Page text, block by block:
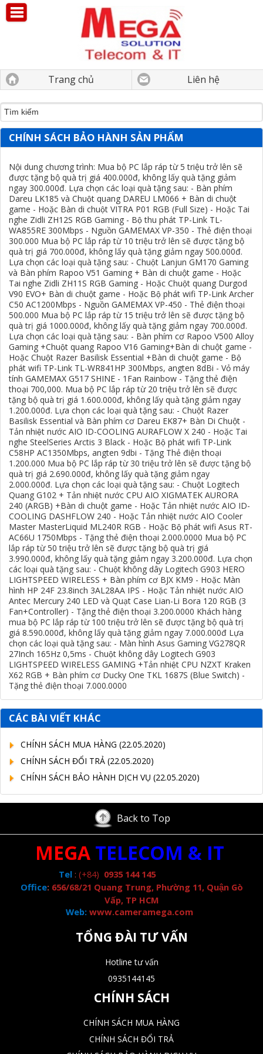
Trang chủ Liên hệ
CHÍNH SÁCH BẢO HÀNH SẢN PHẨM
Nội dung chương trình: Mua bộ PC lắp ráp từ 5 triệu trở lên sẽ
được tặng bộ quà trị giá 400.000đ, không lấy quà tặng giảm
ngay 300.000đ. Lựa chọn các loại quà tặng sau: - Bàn phím
Dareu LK185 và Chuột quang DAREU LM066 + Bàn di chuột
game - Hoặc Bàn di chuột VITRA P01 RGB (Full Size) - Hoặc Tai
nghe Zidli ZH12S RGB Gaming - Bộ thu phát TP-Link TL-
WA855RE 300Mbps - Nguồn GAMEMAX VP-350 - Thẻ điện thoại
300.000 Mua bộ PC lắp ráp từ 10 triệu trở lên sẽ được tặng bộ
quà trị giá 700.000đ, không lấy quà tặng giảm ngay 500.000đ.
Lựa chọn các loại quà tặng sau: - Chuột Lanjun GM170 Gaming
và Bàn phím Rapoo V51 Gaming + Bàn di chuột game - Hoặc
Tai nghe Zidli ZH11S RGB Gaming - Hoặc Chuột quang Durgod
V90 EVO+ Bàn di chuột game - Hoặc Bộ phát wifi TP-Link Archer
C50 AC1200Mbps - Nguồn GAMEMAX VP-450 - Thẻ điện thoại
500.000 Mua bộ PC lắp ráp từ 15 triệu trở lên sẽ được tặng bộ
quà trị giá 1000.000đ, không lấy quà tặng giảm ngay 700.000đ.
Lựa chọn các loại quà tặng sau: - Bàn phím cơ Rapoo V500 Alloy
Gaming +Chuột quang Rapoo V16 Gaming+Bàn di chuột game -
Hoặc Chuột Razer Basilisk Essential +Bàn di chuột game - Bộ
phát wifi TP-Link TL-WR841HP 300Mbps, angten 8dBi - Vỏ máy
tính GAMEMAX G517 SHINE - 1Fan Rainbow - Tặng thẻ điện
thoại 700,000. Mua bộ PC lắp ráp từ 20 triệu trở lên sẽ được
tặng bộ quà trị giá 1.600.000đ, không lấy quà tặng giảm ngay
1.200.000đ. Lựa chọn các loại quà tặng sau: - Chuột Razer
Basilisk Essential và Bàn phím cơ Dareu EK87+ Bàn Di Chuột -
Tản nhiệt nước AIO ID-COOLING AURAFLOW X 240 - Hoặc Tai
nghe SteelSeries Arctis 3 Black - Hoặc Bộ phát wifi TP-Link
C58HP AC1350Mbps, angten 9dbi - Tặng Thẻ điện thoại
1.200.000 Mua bộ PC lắp ráp từ 30 triệu trở lên sẽ được tặng bộ
quà trị giá 2.690.000đ, không lấy quà tặng giảm ngay
2.000.000đ. Lựa chọn các loại quà tặng sau: - Chuột Logitech
Quang G102 + Tản nhiệt nước CPU AIO XIGMATEK AURORA
240 (ARGB) +Bàn di chuột game - Hoặc Tản nhiệt nước AIO ID-
COOLING DASHFLOW 240 - Hoặc Tản nhiệt nước AIO Cooler
Master MasterLiquid ML240R RGB - Hoặc Bộ phát wifi Asus RT-
AC66U 1750Mbps - Tặng thẻ điện thoại 2.000.0000 Mua bộ PC
lắp ráp từ 50 triệu trở lên sẽ được tặng bộ quà trị giá
3.990.000đ, không lấy quà tặng giảm ngay 3.200.000đ. Lựa chọn
các loại quà tặng sau: - Chuột không dây Logitech G903 HERO
LIGHTSPEED WIRELESS + Bàn phím cơ BJX KM9 - Hoặc Màn
hình HP 24F 23.8inch 3AL28AA IPS - Hoặc Tản nhiệt nước AIO
Antec Mercury 240 LED và Quạt Case Lian-Li Bora 120 RGB (3
Fan+Controller) - Tặng thẻ điện thoại 3.200.0000 Khách hàng
mua bộ PC lắp ráp từ 100 triệu trở lên sẽ được tặng bộ quà trị
giá 8.590.000đ, không lấy quà tặng giảm ngay 7.000.000đ Lựa
chọn các loại quà tặng sau: - Màn hình Asus Gaming VG278QR
27Inch 165Hz 0,5ms - Chuột không dây Logitech G903
LIGHTSPEED WIRELESS GAMING +Tản nhiệt CPU NZXT Kraken
X62 RGB + Bàn phím cơ Ducky One TKL 1687S (Blue Switch) -
Tặng thẻ điện thoại 7.000.0000
CÁC BÀI VIẾT KHÁC
CHÍNH SÁCH MUA HÀNG (22.05.2020)
CHÍNH SÁCH ĐỔI TRẢ (22.05.2020)
CHÍNH SÁCH BẢO HÀNH DỊCH VỤ (22.05.2020)
Back to Top
MEGA TELECOM & IT
Tel: (+84) 0935 144 145
Office: 656/68/21 Quang Trung, Phường 11, Quận Gò
Vấp, TP HCM
Web: www.cameramega.com
TỔNG ĐÀI TƯ VẤN
Hotline tư vấn
0935144145
CHÍNH SÁCH
CHÍNH SÁCH MUA HÀNG
CHÍNH SÁCH ĐỔI TRẢ